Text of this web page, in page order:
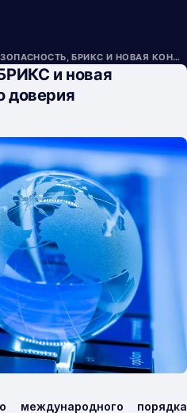
VK КИБЕРБЕЗОПАСНОСТЬ, БРИКС И НОВАЯ КОНЦЕПЦИЯ ЦИФРОВОГО ДОВЕРИЯ
и новая
доверия
международного порядка